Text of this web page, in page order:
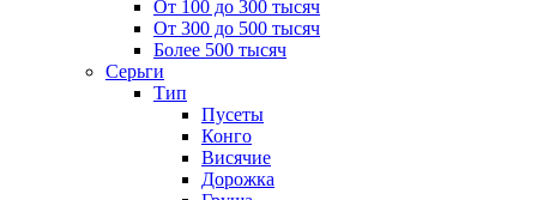
От 100 до 300 тысяч
От 300 до 500 тысяч
Более 500 тысяч
Серьги
Тип
Пусеты
Конго
Висячие
Дорожка